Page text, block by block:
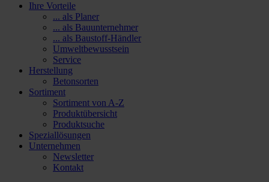
Ihre Vorteile
... als Planer
... als Bauunternehmer
... als Baustoff-Händler
Umweltbewusstsein
Service
Herstellung
Betonsorten
Sortiment
Sortiment von A-Z
Produktübersicht
Produktsuche
Speziallösungen
Unternehmen
Newsletter
Kontakt